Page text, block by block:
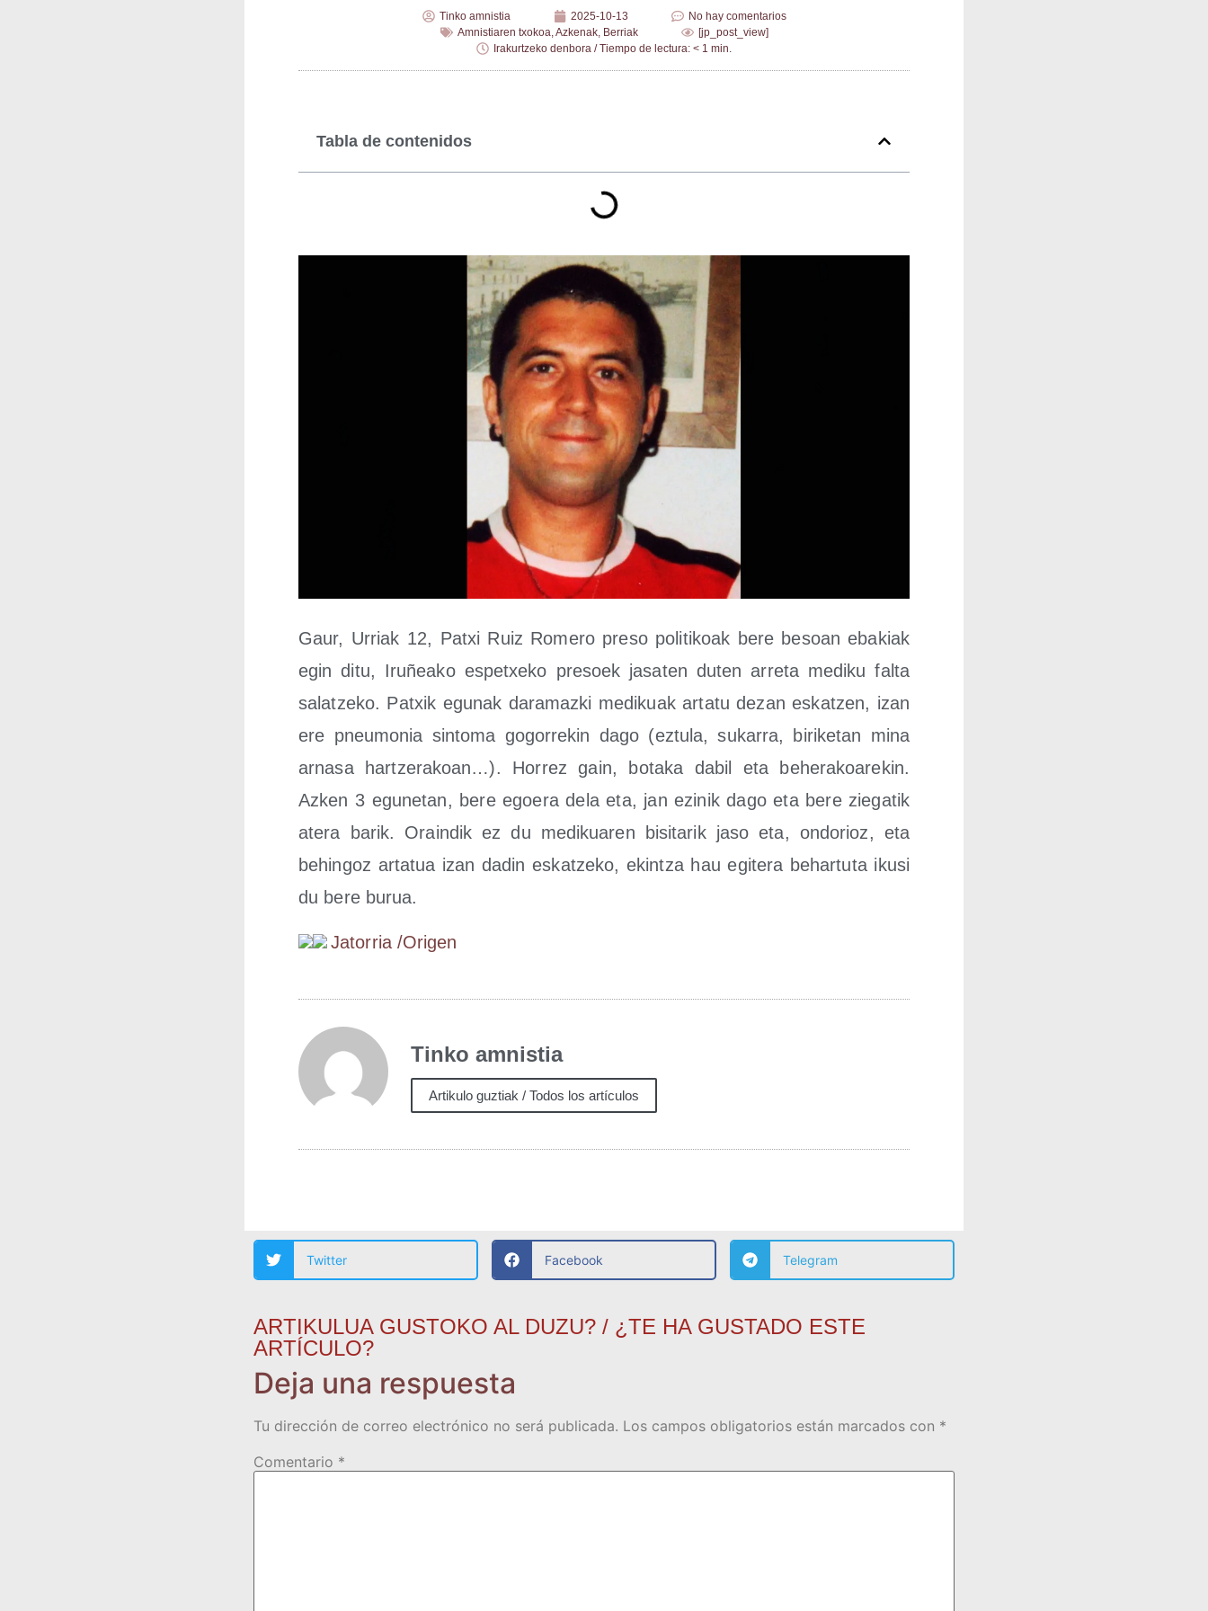
Tinko amnistia 2025-10-13
No hay comentarios
Amnistiaren txokoa Azkenak, Berriak
[jp_post_view]
Irakurtzeko denbora / Tiempo de lectura: < 1 min.
Tabla de contenidos
Gaur, Urriak 12, Patxi Ruiz Rome­ro pre­so poli­ti­koak bere besoan eba­kiak
egin ditu, Iru­ñea­ko espetxe­ko pre­soek jasa­ten duten arre­ta medi­ku fal­ta
salatze­ko. Patxik egu­nak dara­maz­ki medi­kuak arta­tu dezan eskatzen, izan
ere pneu­mo­nia sin­to­ma gogo­rre­kin dago (eztu­la, suka­rra, biri­ke­tan mina
arna­sa har­tze­ra­koan…). Horrez gain, bota­ka dabil eta behe­ra­koa­re­kin.
Azken 3 egu­ne­tan, bere egoe­ra dela eta, jan ezi­nik dago eta bere zie­ga­tik
ate­ra barik. Orain­dik ez du medi­kua­ren bisi­ta­rik jaso eta, ondo­rioz, eta
behin­goz arta­tua izan dadin eskatze­ko, ekin­tza hau egi­te­ra behar­tu­ta iku­si
du bere burua.
Jato­rria /​Ori­gen
Tinko amnistia
Artikulo guztiak / Todos los artículos
Twitter Facebook Telegram
ARTIKULUA GUSTOKO AL DUZU? / ¿TE HA GUSTADO ESTE
ARTÍCULO?
Deja una respuesta
Tu dirección de correo electrónico no será publicada. Los campos obligatorios están marcados con *
Comentario *